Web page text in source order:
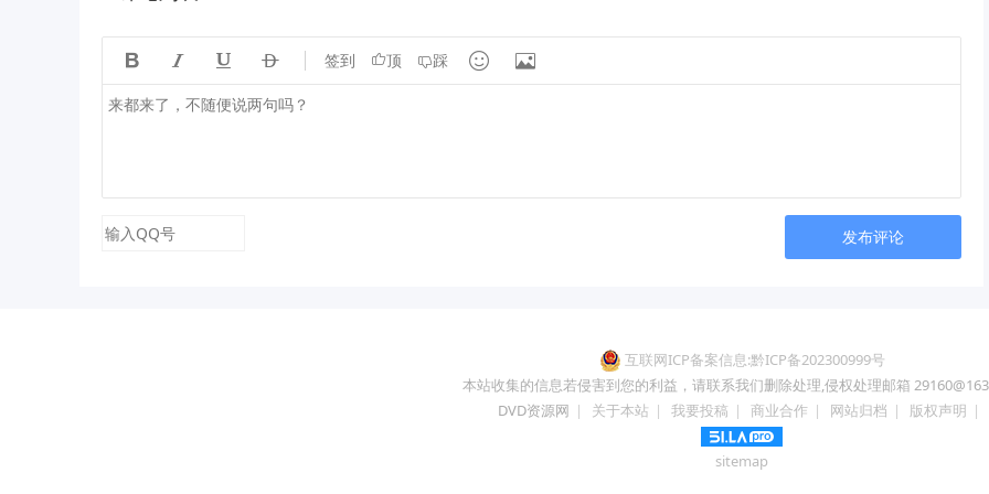
    签到 顶 踩  
发布评论
互联网ICP备案信息:黔ICP备202300999号
本站收集的信息若侵害到您的利益，请联系我们删除处理,侵权处理邮箱
DVD资源网 | 关于本站 | 我要投稿 | 商业合作 | 网站归档 | 版权声明 |
sitemap